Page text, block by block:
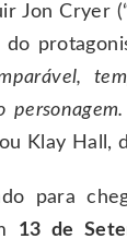
Jon Cryer
Klay Hall,
para
13 de